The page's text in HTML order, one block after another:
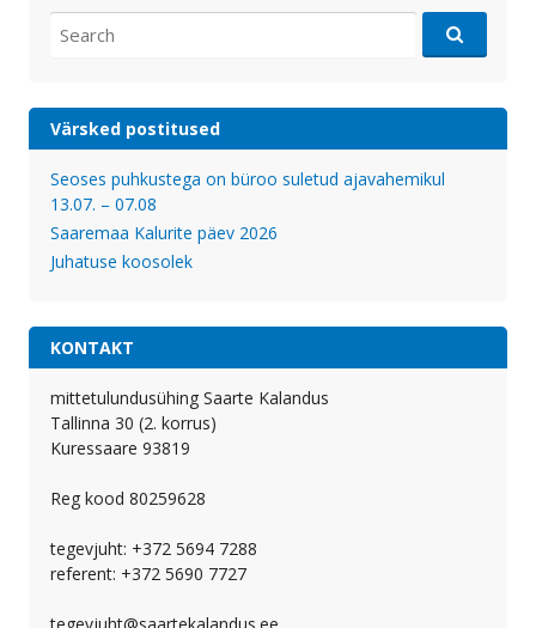
for:
Värsked postitused
Seoses puhkustega on büroo suletud ajavahemikul
13.07. – 07.08
Saaremaa Kalurite päev 2026
Juhatuse koosolek
KONTAKT
mittetulundusühing Saarte Kalandus
Tallinna 30 (2. korrus)
Kuressaare 93819
Reg kood 80259628
tegevjuht: +372 5694 7288
referent: +372 5690 7727